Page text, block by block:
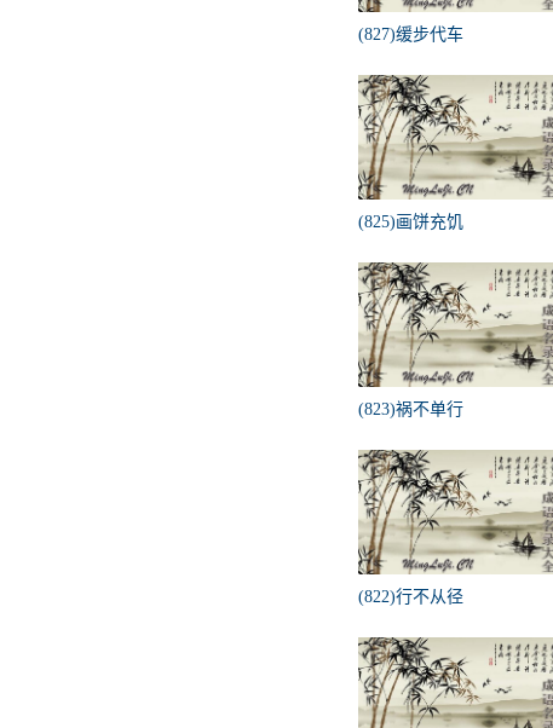
(827)缓步代车
(825)画饼充饥
(823)祸不单行
(822)行不从径